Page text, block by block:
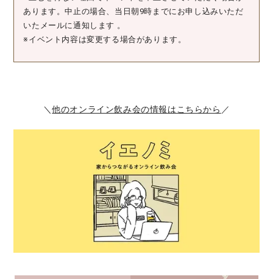
あります。中止の場合、当日朝9時までにお申し込みいただ
いたメールに通知します 。
※イベント内容は変更する場合があります。
＼他のオンライン飲み会の情報はこちらから ／